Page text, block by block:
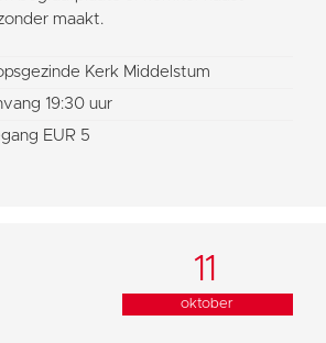
maakt.
Kerk Middelstum
19:30 uur
EUR 5
11
oktober